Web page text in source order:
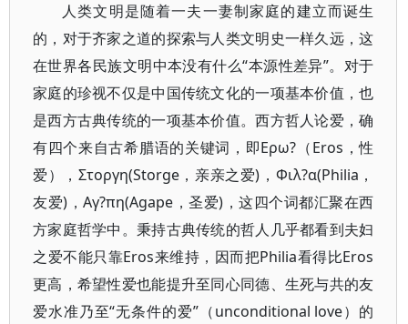
人类文明是随着一夫一妻制家庭的建立而诞生
的，对于齐家之道的探索与人类文明史一样久远，这
在世界各民族文明中本没有什么“本源性差异”。对于
家庭的珍视不仅是中国传统文化的一项基本价值，也
是西方古典传统的一项基本价值。西方哲人论爱，确
有四个来自古希腊语的关键词，即Ερω?（Eros，性
爱），Στοργη(Storge，亲亲之爱)，Φιλ?α(Philia，
友爱)，Αγ?πη(Agape，圣爱)，这四个词都汇聚在西
方家庭哲学中。秉持古典传统的哲人几乎都看到夫妇
之爱不能只靠Eros来维持，因而把Philia看得比Eros
更高，希望性爱也能提升至同心同德、生死与共的友
爱水准乃至“无条件的爱”（unconditional love）的